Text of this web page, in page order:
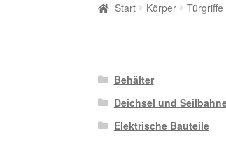
Start Körper Türgriffe
Behälter
Deichsel und
Elektrische Bauteile